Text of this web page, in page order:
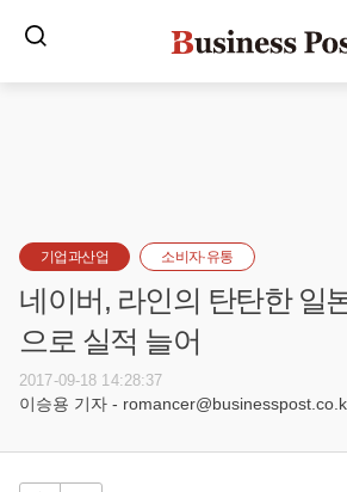
기업과산업 소비자·유통
네이버, 라인의 탄탄한 일
으로 실적 늘어
2017-09-18 14:28:37
이승용 기자 -